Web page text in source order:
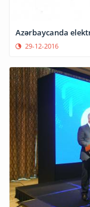
Azərbaycanda
29-12-2016